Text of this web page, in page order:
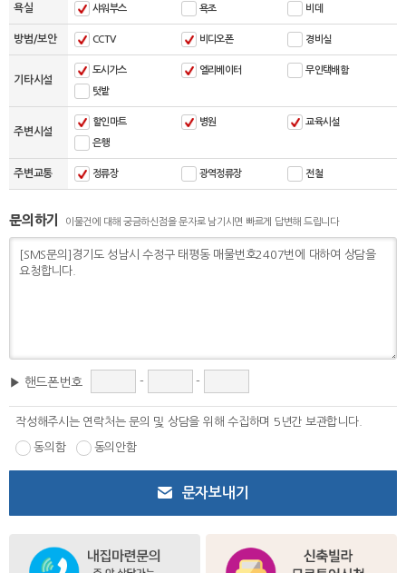
욕실 샤워부스 욕조 비데
방범/보안 CCTV 비디오폰 경비실
기타시설
도시가스 엘리베이터 무인택배함
텃밭
주변시설
할인마트 병원 교육시설
은행
주변교통 정류장 광역정류장 전철
문의하기 이물건에 대해 궁금하신점을 문자로 남기시면 빠르게 답변해 드립니다
▶ 핸드폰번호 - -
작성해주시는 연락처는 문의 및 상담을 위해 수집하며 5년간 보관합니다.
동의함 동의안함
문자보내기